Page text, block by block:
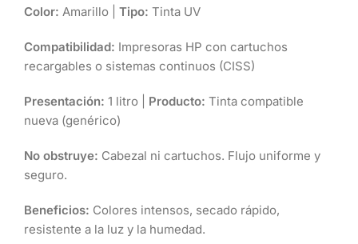
Color: Amarillo | Tipo: Tinta UV
Compatibilidad: Impresoras HP con cartuchos
recargables o sistemas continuos (CISS)
Presentación: 1 litro | Producto: Tinta compatible
nueva (genérico)
No obstruye: Cabezal ni cartuchos. Flujo uniforme y
seguro.
Beneficios: Colores intensos, secado rápido,
resistente a la luz y la humedad.